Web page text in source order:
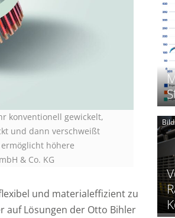
konventionell gewickelt,
und dann verschweißt
höhere
& Co. KG
und materialeffizient zu
auf Lösungen der Otto Bihler